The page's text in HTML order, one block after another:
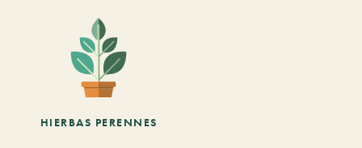
HIERBAS PERENNES